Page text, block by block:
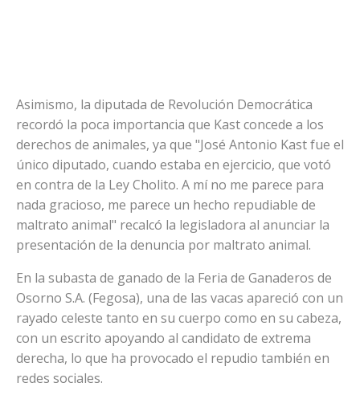
Asimismo, la diputada de Revolución Democrática
recordó la poca importancia que Kast concede a los
derechos de animales, ya que "José Antonio Kast fue el
único diputado, cuando estaba en ejercicio, que votó
en contra de la Ley Cholito. A mí no me parece para
nada gracioso, me parece un hecho repudiable de
maltrato animal" recalcó la legisladora al anunciar la
presentación de la denuncia por maltrato animal.
En la subasta de ganado de la Feria de Ganaderos de
Osorno S.A. (Fegosa), una de las vacas apareció con un
rayado celeste tanto en su cuerpo como en su cabeza,
con un escrito apoyando al candidato de extrema
derecha, lo que ha provocado el repudio también en
redes sociales.